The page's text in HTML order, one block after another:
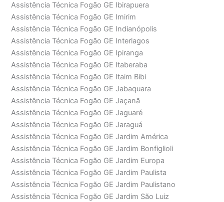
Assistência Técnica Fogão GE Ibirapuera
Assistência Técnica Fogão GE Imirim
Assistência Técnica Fogão GE Indianópolis
Assistência Técnica Fogão GE Interlagos
Assistência Técnica Fogão GE Ipiranga
Assistência Técnica Fogão GE Itaberaba
Assistência Técnica Fogão GE Itaim Bibi
Assistência Técnica Fogão GE Jabaquara
Assistência Técnica Fogão GE Jaçanã
Assistência Técnica Fogão GE Jaguaré
Assistência Técnica Fogão GE Jaraguá
Assistência Técnica Fogão GE Jardim América
Assistência Técnica Fogão GE Jardim Bonfiglioli
Assistência Técnica Fogão GE Jardim Europa
Assistência Técnica Fogão GE Jardim Paulista
Assistência Técnica Fogão GE Jardim Paulistano
Assistência Técnica Fogão GE Jardim São Luiz